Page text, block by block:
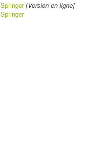
Springer [Version en ligne]
Springer